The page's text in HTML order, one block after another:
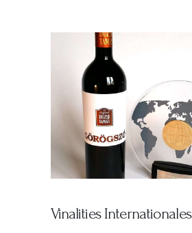
Vinalities Internationales